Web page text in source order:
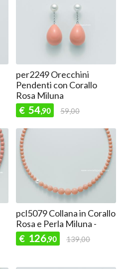
per2249 Orecchini
Pendenti con Corallo
Rosa Miluna
€ 54,90 59,00
pcl5079 Collana in Corallo
Rosa e Perla Miluna -
€ 126,90 139,00